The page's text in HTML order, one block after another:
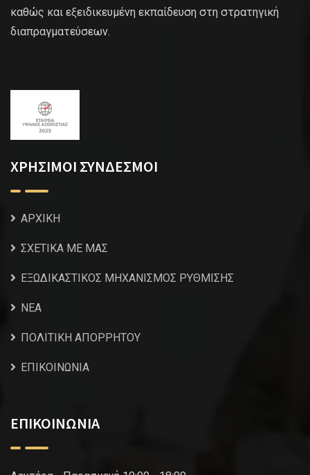
καθώς και εξειδικευμένη εκπαίδευση στη στρατηγική
διαπραγματεύσεων.
ΧΡΗΣΙΜΟΙ ΣΥΝΔΕΣΜΟΙ
ΑΡΧΙΚΗ
ΣΧΕΤΙΚΑ ΜΕ ΜΑΣ
ΕΞΩΔΙΚΑΣΤΙΚΟΣ ΜΗΧΑΝΙΣΜΟΣ ΡΥΘΜΙΣΗΣ
NEA
ΠΟΛΙΤΙΚΗ ΑΠΟΡΡΗΤΟΥ
ΕΠΙΚΟΙΝΩΝΙΑ
ΕΠΙΚΟΙΝΩΝΙΑ